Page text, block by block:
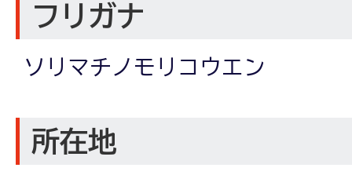
フリガナ
ソリマチノモリコウエン
所在地